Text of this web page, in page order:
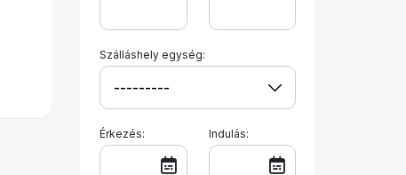
Szálláshely egység:
Érkezés: Indulás: